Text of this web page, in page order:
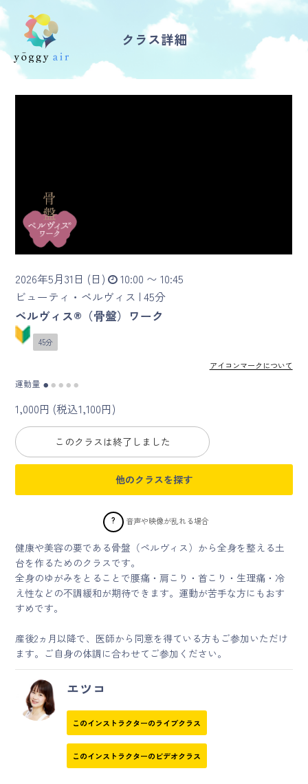
受講の流れ
yoggy store
yoggy magazine
yoggy mommy
マイページ
会員規約について
クラス参加にあたっての同意書
特定商取引にかかわる表示
プライバシーポリシー
クラス詳細
2026年5月31日 (日)
10:00 〜 10:45
ビューティ・ペルヴィス | 45分
ペルヴィス®（骨盤）ワーク
45分
アイコンマークについて
運動量 ● ● ● ● ●
1,000円 (税込1,100円)
このクラスは終了しました
他のクラスを探す
? 音声や映像が乱れる場合
健康や美容の要である骨盤（ペルヴィス）から全身を整える土
台を作るためのクラスです。
全身のゆがみをとることで腰痛・肩こり・首こり・生理痛・冷
え性などの不調緩和が期待できます。運動が苦手な方にもおす
すめです。
産後2ヵ月以降で、医師から同意を得ている方もご参加いただけ
ます。ご自身の体調に合わせてご参加ください。
エツコ
このインストラクターのライブクラス
このインストラクターのビデオクラス